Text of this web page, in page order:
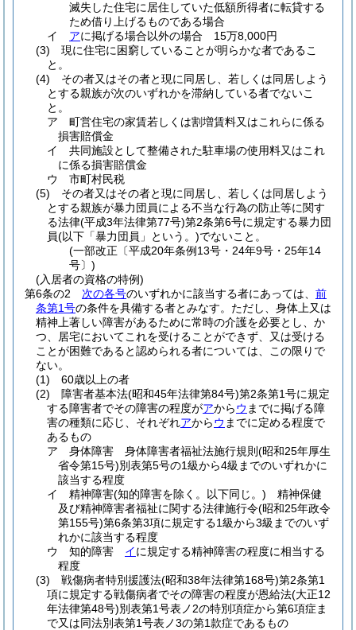
滅失した住宅に居住していた低額所得者に転貸する
ため借り上げるものである場合
イ
アに掲げる場合以外の場合 15万8,000円
(3)
現に住宅に困窮していることが明らかな者であるこ
と。
(4)
その者又はその者と現に同居し、若しくは同居しよう
とする親族が次のいずれかを滞納している者でないこ
と。
ア
町営住宅の家賃若しくは割増賃料又はこれらに係る
損害賠償金
イ
共同施設として整備された駐車場の使用料又はこれ
に係る損害賠償金
ウ
市町村民税
(5)
その者又はその者と現に同居し、若しくは同居しよう
とする親族が暴力団員による不当な行為の防止等に関す
る法律(平成3年法律第77号)第2条第6号に規定する暴力団
員(以下「暴力団員」という。)でないこと。
(一部改正〔平成20年条例13号・24年9号・25年14
号〕)
(入居者の資格の特例)
第6条の2
次の各号のいずれかに該当する者にあっては、 前
条第1号の条件を具備する者とみなす。 ただし、身体上又は
精神上著しい障害があるために常時の介護を必要とし、か
つ、居宅においてこれを受けることができず、又は受ける
ことが困難であると認められる者については、この限りで
ない。
(1)
60歳以上の者
(2)
障害者基本法(昭和45年法律第84号)第2条第1号に規定
する障害者でその障害の程度がアからウ までに掲げる障
害の種類に応じ、それぞれアからウ までに定める程度で
あるもの
ア
身体障害 身体障害者福祉法施行規則 (昭和25年厚生
省令第15号)別表第5号の1級から4級までのいずれかに
該当する程度
イ
精神障害(知的障害を除く。以下同じ。) 精神保健
及び精神障害者福祉に関する法律施行令(昭和25年政令
第155号)第6条第3項に規定する1級から3級までのいず
れかに該当する程度
ウ
知的障害 イに規定する精神障害の程度に相当する
程度
(3)
戦傷病者特別援護法(昭和38年法律第168号)第2条第1
項に規定する戦傷病者でその障害の程度が恩給法(大正12
年法律第48号)別表第1号表ノ2の特別項症から第6項症ま
で又は同法別表第1号表ノ3の第1款症であるもの